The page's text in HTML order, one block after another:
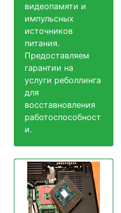
видеопамяти и
импульсных
источников
питания.
Предоставляем
гарантии на
услуги реболлинга
для
восставновления
работоспособност
и.